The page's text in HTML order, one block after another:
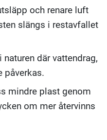
och renare luft
slängs i restavfallet
där vattendrag,
påverkas.
mindre plast genom
om mer återvinns